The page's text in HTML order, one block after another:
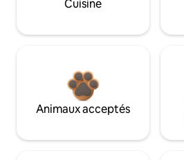
Cuisine
Animaux acceptés